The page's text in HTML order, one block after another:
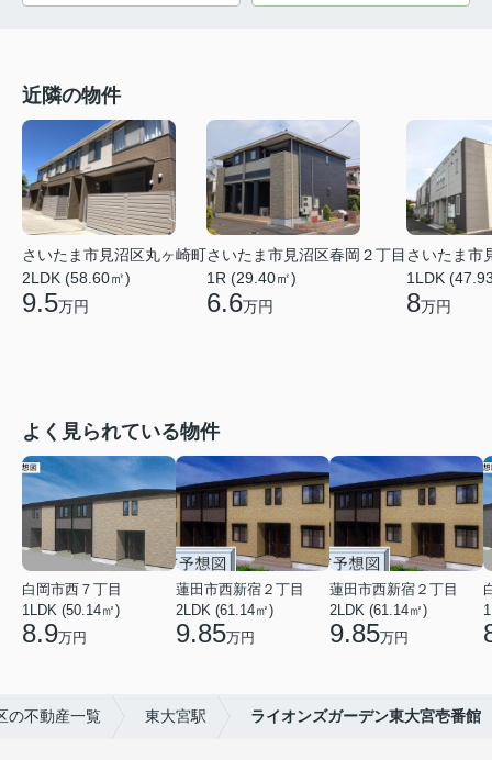
近隣の物件
さいたま市見沼区丸ヶ崎町
2LDK (58.60㎡)
9.5万円
さいたま市見沼区春岡２丁目
1R (29.40㎡)
6.6万円
さいたま市
1LDK
8万円
よく見られている物件
白岡市西７丁目
1LDK (50.14㎡)
8.9万円
蓮田市西新宿２丁目
2LDK (61.14㎡)
9.85万円
蓮田市西新宿２丁目
2LDK (61.14㎡)
9.85万円
の不動産一覧 東大宮駅 ライオンズガーデン東大宮壱番館